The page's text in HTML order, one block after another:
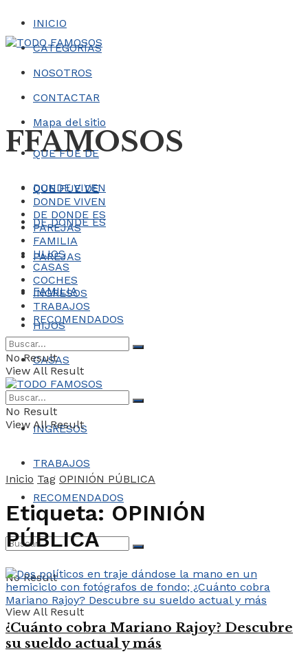
INICIO
CATEGORÍAS
NOSOTROS
CONTACTAR
Mapa del sitio
FFAMOSOS
QUE FUE DE
DONDE VIVEN
DE DONDE ES
PAREJAS
FAMILIA
HIJOS
CASAS
COCHES
INGRESOS
TRABAJOS
RECOMENDADOS
No Result
View All Result
QUE FUE DE
DONDE VIVEN
DE DONDE ES
PAREJAS
FAMILIA
HIJOS
CASAS
COCHES
INGRESOS
TRABAJOS
RECOMENDADOS
No Result
View All Result
No Result
View All Result
Inicio Tag OPINIÓN PÚBLICA
Etiqueta: OPINIÓN
PÚBLICA
¿Cuánto cobra Mariano Rajoy? Descubre
su sueldo actual y más